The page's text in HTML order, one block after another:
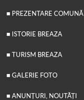
■ PREZENTARE COMUNĂ
■ ISTORIE BREAZA
■ TURISM BREAZA
■ GALERIE FOTO
■ ANUNȚURI, NOUTĂȚI